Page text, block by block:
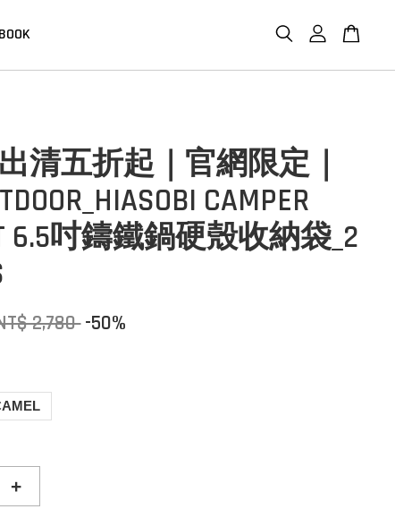
出清五折起｜官網限定｜
CAMPER
6.5吋鑄鐵鍋硬殼收納袋_2
2,780-50%
+